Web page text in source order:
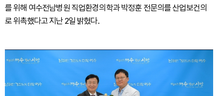
를 위해 여수전남병원 직업환경의학과 박정훈 전문의를 산업보건의
로 위촉했다고 지난 2일 밝혔다.